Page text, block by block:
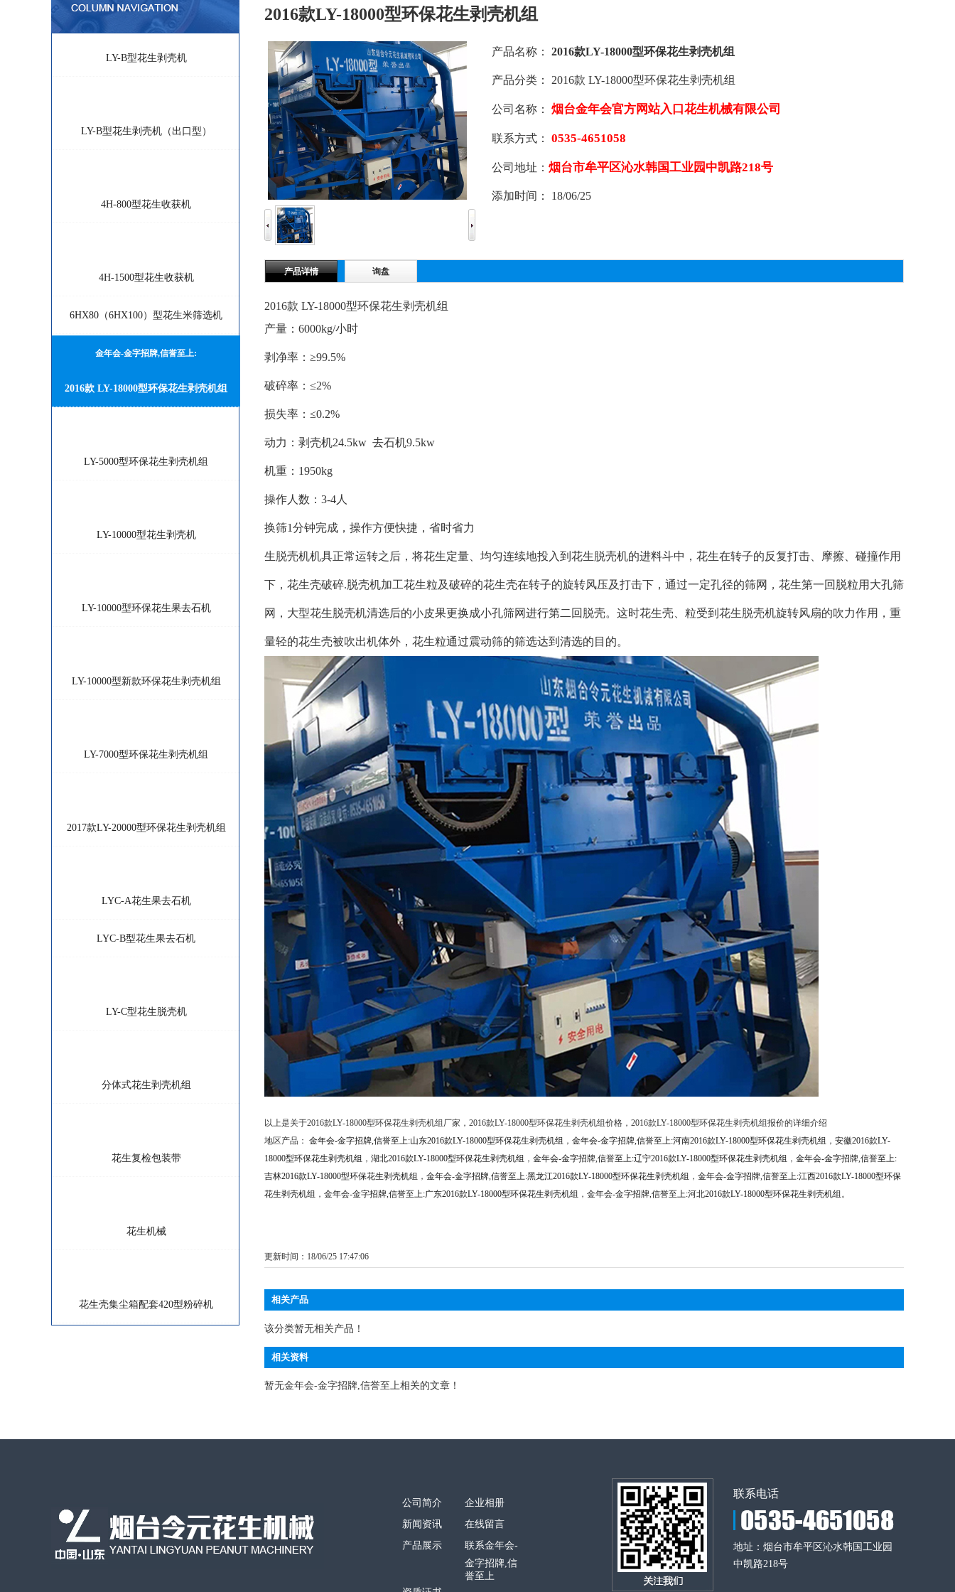
LY-B型花生剥壳机
LY-B型花生剥壳机（出口型）
4H-800型花生收获机
4H-1500型花生收获机
6HX80（6HX100）型花生米筛选机
金年会-金字招牌,信誉至上:
2016款 LY-18000型环保花生剥壳机组
LY-5000型环保花生剥壳机组
LY-10000型花生剥壳机
LY-10000型环保花生果去石机
LY-10000型新款环保花生剥壳机组
LY-7000型环保花生剥壳机组
2017款LY-20000型环保花生剥壳机组
LYC-A花生果去石机
LYC-B型花生果去石机
LY-C型花生脱壳机
分体式花生剥壳机组
花生复检包装带
花生机械
花生壳集尘箱配套420型粉碎机
2016款LY-18000型环保花生剥壳机组
产品名称： 2016款LY-18000型环保花生剥壳机组
产品分类： 2016款 LY-18000型环保花生剥壳机组
公司名称： 烟台金年会官方网站入口花生机械有限公司
联系方式： 0535-4651058
公司地址： 烟台市牟平区沁水韩国工业园中凯路218号
添加时间： 18/06/25
产品详情 询盘
2016款 LY-18000型环保花生剥壳机组
产量：6000kg/小时
剥净率：≥99.5%
破碎率：≤2%
损失率：≤0.2%
动力：剥壳机24.5kw 去石机9.5kw
机重：1950kg
操作人数：3-4人
换筛1分钟完成，操作方便快捷，省时省力
生脱壳机机具正常运转之后，将花生定量、均匀连续地投入到花生脱壳机的进料斗中，花生在转子的反复打击、摩擦、碰撞作用
下，花生壳破碎.脱壳机加工花生粒及破碎的花生壳在转子的旋转风压及打击下，通过一定孔径的筛网，花生第一回脱粒用大孔筛
网，大型花生脱壳机清选后的小皮果更换成小孔筛网进行第二 回 脱壳。这时花生壳、粒受到花生脱壳机旋转风扇的吹力作用，重
量轻的花生壳被吹出机体外，花生粒通过震动筛的筛选达到清选的目的。
以上是关于2016款LY-18000型环保花生剥壳机组厂家，2016款LY-18000型环保花生剥壳机组价格，2016款LY-18000型环保花生剥壳机组报价的详细介绍
地区产品： 金年会-金字招牌,信誉至上:山东2016款LY-18000型环保花生剥壳机组 ， 金年会-金字招牌,信誉至上:河南2016款LY-18000型环保花生剥壳机组 ， 安徽2016款LY-
18000型环保花生剥壳机组 ， 湖北2016款LY-18000型环保花生剥壳机组 ， 金年会-金字招牌,信誉至上:辽宁2016款LY-18000型环保花生剥壳机组 ， 金年会-金字招牌,信誉至上:
吉林2016款LY-18000型环保花生剥壳机组 ， 金年会-金字招牌,信誉至上:黑龙江2016款LY-18000型环保花生剥壳机组 ， 金年会-金字招牌,信誉至上:江西2016款LY-18000型环保
花生剥壳机组 ， 金年会-金字招牌,信誉至上:广东2016款LY-18000型环保花生剥壳机组 ， 金年会-金字招牌,信誉至上:河北2016款LY-18000型环保花生剥壳机组 。
更新时间：18/06/25 17:47:06
相关产品
该分类暂无相关产品！
相关资料
暂无金年会-金字招牌,信誉至上相关的文章！
公司简介
企业相册
新闻资讯
在线留言
产品展示
联系金年会-
金字招牌,信
誉至上
联系电话
地址：烟台市牟平区沁水韩国工业园
中凯路218号